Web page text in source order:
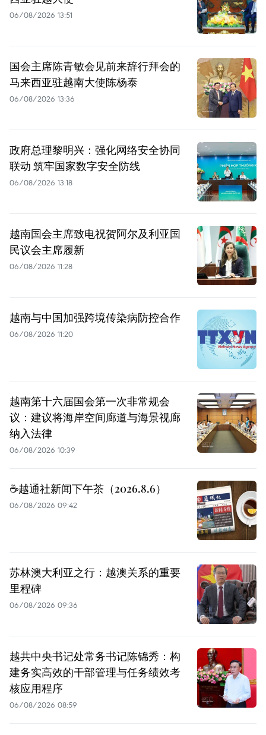
06/08/2026 13:51
国会主席陈青敏会见前来辞行拜会的
马来西亚驻越南大使陈杨泰
06/08/2026 13:36
政府总理黎明兴：强化网络安全协同
联动 筑牢国家数字安全防线
06/08/2026 13:18
越南国会主席致电祝贺阿尔及利亚国
民议会主席履新
06/08/2026 11:28
越南与中国加强跨境传染病防控合作
06/08/2026 11:20
越南第十六届国会第一次非常规会
议：建议将海岸空间廊道与海景视廊
纳入法律
06/08/2026 10:39
☕️越通社新闻下午茶（2026.8.6）
06/08/2026 09:42
苏林澳大利亚之行：越澳关系的重要
里程碑
06/08/2026 09:36
越共中央书记处常务书记陈锦秀：构
建务实高效的干部管理与任务绩效考
核应用程序
06/08/2026 08:59